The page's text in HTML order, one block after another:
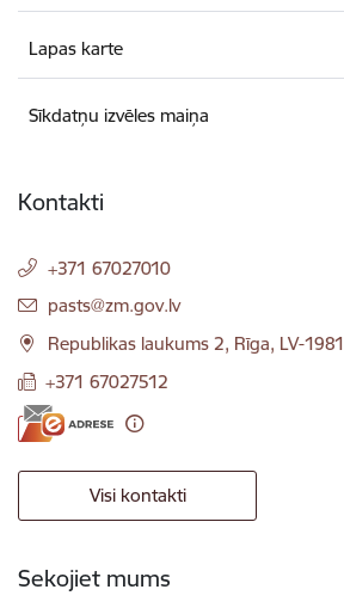
Lapas karte
Sīkdatņu izvēles maiņa
Kontakti
+371 67027010
E-pasts:
pasts@zm.gov.lv
Republikas laukums 2, Rīga, LV-1981
+371 67027512
Visi kontakti
Sekojiet mums